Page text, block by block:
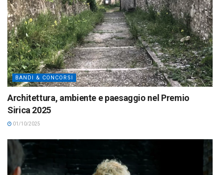
BANDI & CONCORSI
Architettura, ambiente e paesaggio nel Premio
Sirica 2025
01/10/2025